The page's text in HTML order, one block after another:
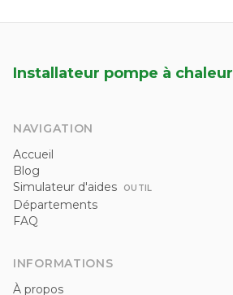
Installateur pompe à chaleur
NAVIGATION
Accueil
Blog
Simulateur d'aides
OUTIL
Départements
FAQ
INFORMATIONS
À propos